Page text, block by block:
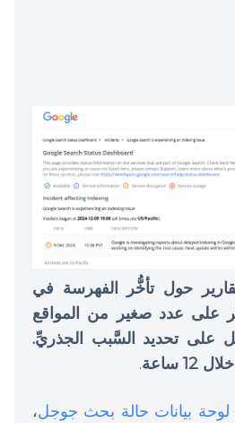
حول تأخُّر الفهرسة في
على عدد صغير من المواقع
على تحديد السَّبب الجذريِّ.
ساعة
.
لوحة بيانات حالة بحث جوجل،